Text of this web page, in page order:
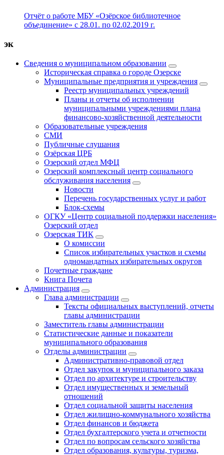
Отчёт о работе МБУ «Озёрское библиотечное
объединение» с 28.01. по 02.02.2019 г.
эк
Сведения о муниципальном образовании
Историческая справка о городе Озерске
Муниципальные предприятия и учреждения
Реестр муниципальных учреждений
Планы и отчеты об исполнении
муниципальными учреждениями плана
финансово-хозяйственной деятельности
Образовательные учреждения
СМИ
Публичные слушания
Озёрская ЦРБ
Озерский отдел МФЦ
Озерский комплексный центр социального
обслуживания населения
Новости
Перечень государственных услуг и работ
Блок-схемы
ОГКУ «Центр социальной поддержки населения»
Озерский отдел
Озерская ТИК
О комиссии
Список избирательных участков и схемы
одномандатных избирательных округов
Почетные граждане
Книга Почета
Администрация
Глава администрации
Тексты официальных выступлений, отчеты
главы администрации
Заместитель главы администрации
Статистические данные и показатели
муниципального образования
Отделы администрации
Административно-правовой отдел
Отдел закупок и муниципального заказа
Отдел по архитектуре и строительству
Отдел имущественных и земельный
отношений
Отдел социальной защиты населения
Отдел жилищно-коммунального хозяйства
Отдел финансов и бюджета
Отдел бухгалтерского учета и отчетности
Отдел по вопросам сельского хозяйства
Отдел образования, культуры, туризма,